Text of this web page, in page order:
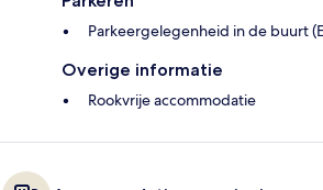
Parkeergelegenheid in de buurt
Overige informatie
Rookvrije accommodatie